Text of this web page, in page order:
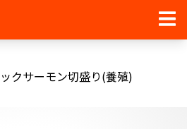
クサーモン切盛り(養殖)